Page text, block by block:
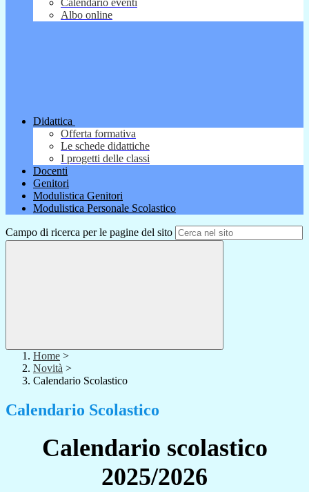
Calendario eventi
Albo online
Didattica
Offerta formativa
Le schede didattiche
I progetti delle classi
Docenti
Genitori
Modulistica Genitori
Modulistica Personale Scolastico
Campo di ricerca per le pagine del sito
Home >
Novità >
Calendario Scolastico
Calendario Scolastico
Calendario scolastico
2025/2026